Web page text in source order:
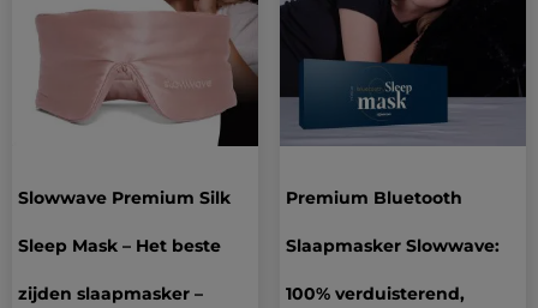
Slowwave Premium Silk
Sleep Mask – Het beste
zijden slaapmasker –
Premium Bluetooth
Slaapmasker Slowwave:
100% verduisterend,